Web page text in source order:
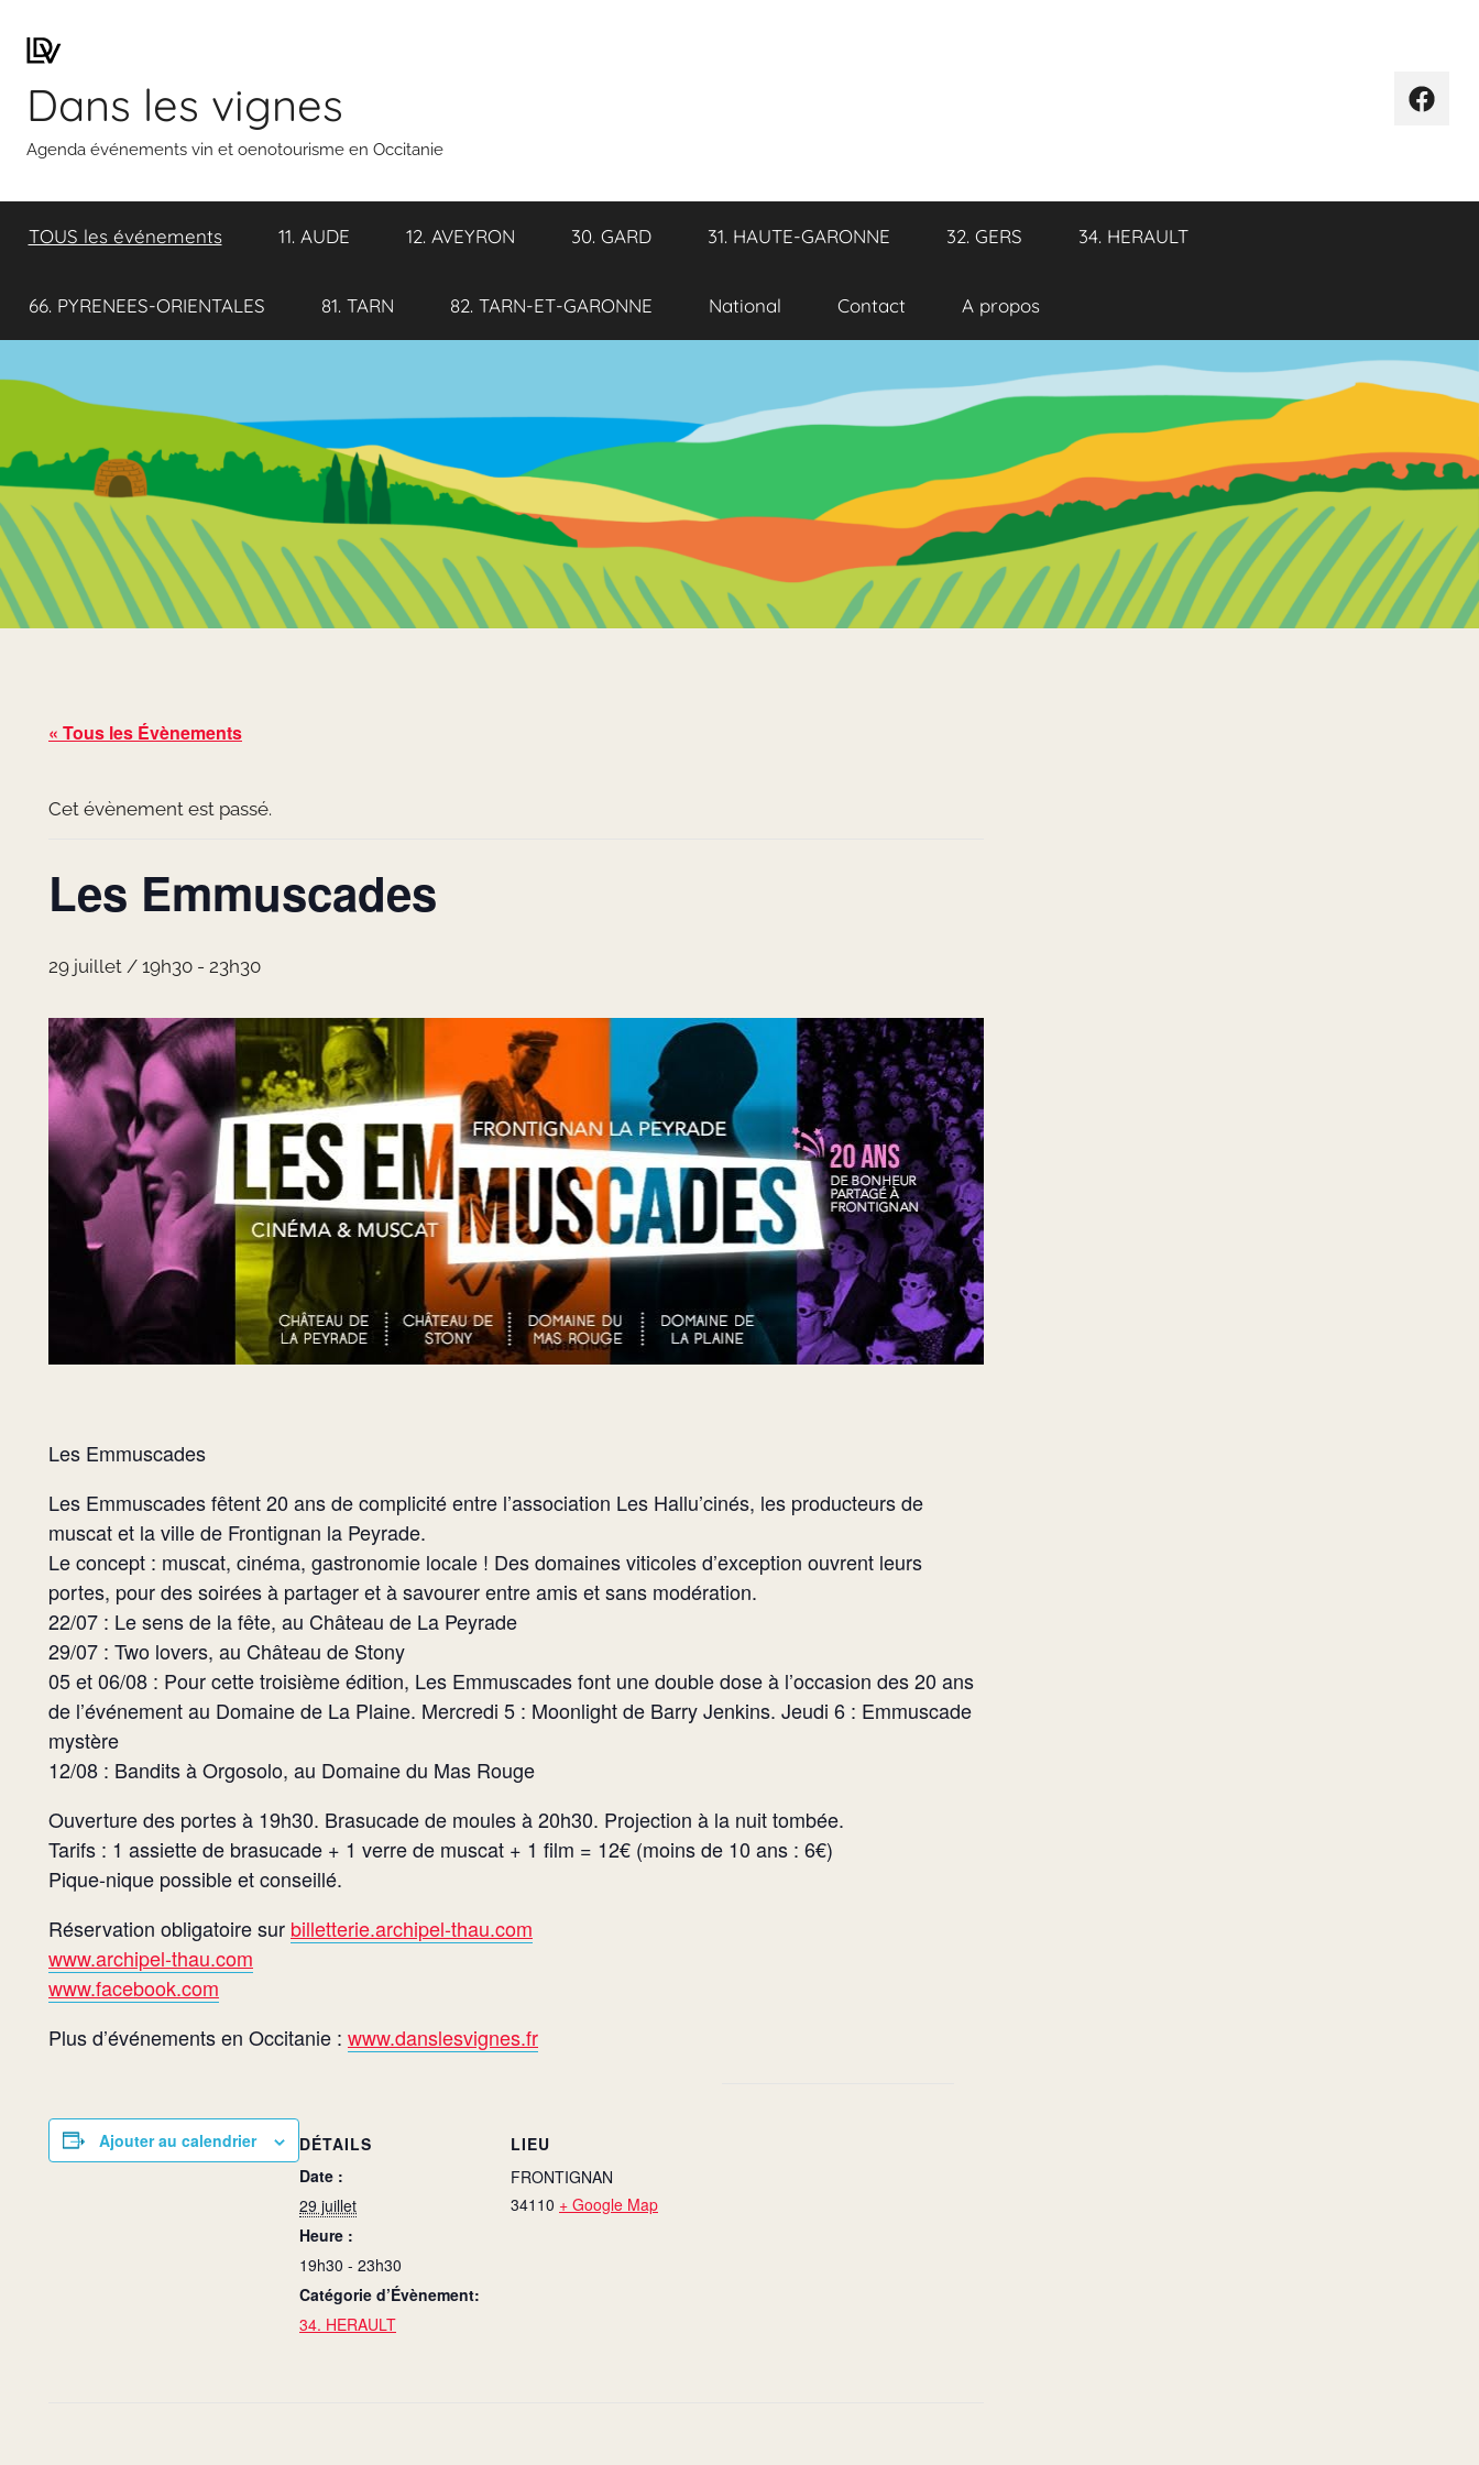
Dans les vignes
Agenda événements vin et oenotourisme en Occitanie
TOUS les événements 11. AUDE 12. AVEYRON 30. GARD 31. HAUTE-GARONNE 32. GERS 34. HERAULT
66. PYRENEES-ORIENTALES 81. TARN 82. TARN-ET-GARONNE National Contact A propos
« Tous les Évènements
Cet évènement est passé.
Les Emmuscades
29 juillet / 19h30 - 23h30
Les Emmuscades
Les Emmuscades fêtent 20 ans de complicité entre l’association Les Hallu’cinés, les producteurs de
muscat et la ville de Frontignan la Peyrade.
Le concept : muscat, cinéma, gastronomie locale ! Des domaines viticoles d’exception ouvrent leurs
portes, pour des soirées à partager et à savourer entre amis et sans modération.
22/07 : Le sens de la fête, au Château de La Peyrade
29/07 : Two lovers, au Château de Stony
05 et 06/08 : Pour cette troisième édition, Les Emmuscades font une double dose à l’occasion des 20 ans
de l’événement au Domaine de La Plaine. Mercredi 5 : Moonlight de Barry Jenkins. Jeudi 6 : Emmuscade
mystère
12/08 : Bandits à Orgosolo, au Domaine du Mas Rouge
Ouverture des portes à 19h30. Brasucade de moules à 20h30. Projection à la nuit tombée.
Tarifs : 1 assiette de brasucade + 1 verre de muscat + 1 film = 12€ (moins de 10 ans : 6€)
Pique-nique possible et conseillé.
Réservation obligatoire sur billetterie.archipel-thau.com
www.archipel-thau.com
www.facebook.com
Plus d’événements en Occitanie : www.danslesvignes.fr
Ajouter au calendrier
DÉTAILS
Date :
29 juillet
Heure :
19h30 - 23h30
Catégorie d’Évènement:
34. HERAULT
LIEU
FRONTIGNAN
34110 + Google Map